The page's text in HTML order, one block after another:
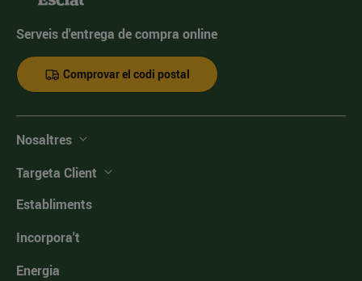
Serveis d'entrega de compra online
Comprovar el codi postal
Nosaltres
Targeta Client
Establiments
Incorpora't
Energia